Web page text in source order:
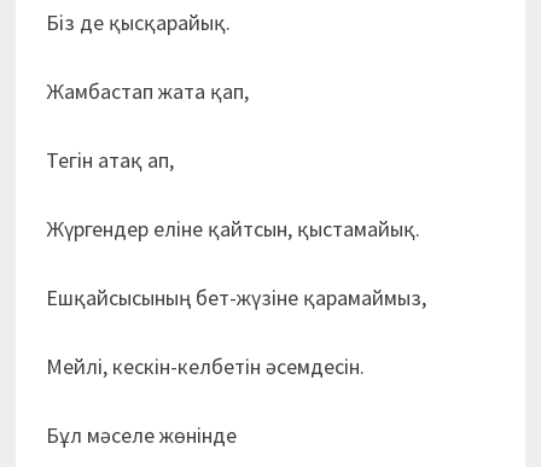
Біз де қысқарайық.
Жамбастап жата қап,
Тегін атақ ап,
Жүргендер еліне қайтсын, қыстамайық.
Ешқайсысының бет-жүзіне қарамаймыз,
Мейлі, кескін-келбетін әсемдесін.
Бұл мәселе жөнінде